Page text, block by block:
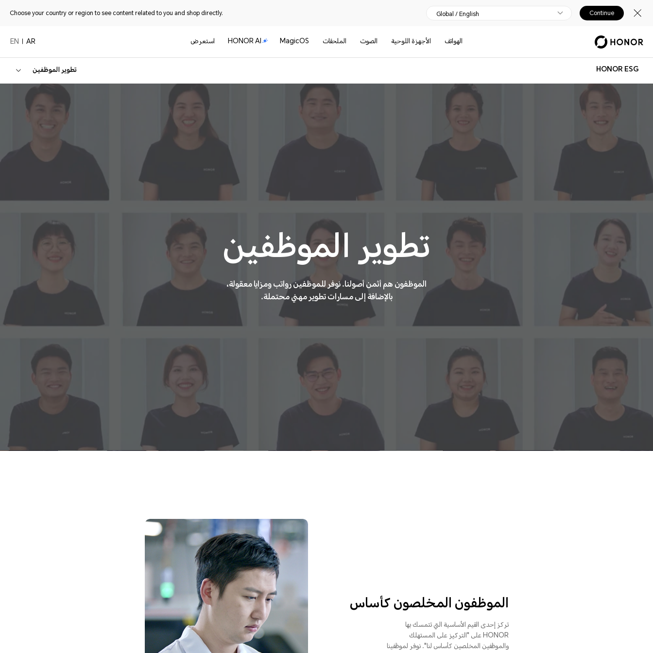
Choose your country or region to see content related to you and shop directly. Global / English Continue
الهواتف الأجهزة اللوحية الصوت الملحقات MagicOS
HONOR AI استعرض AR
EN
HONOR ESG تطوير الموظفين
تطوير الموظفين
الموظفون هم أثمن أصولنا. نوفر للموظفين رواتب ومزايا معقولة،
بالإضافة إلى مسارات تطوير مهني محتملة.
الموظفون المخلصون كأساس
تركز إحدى القيم الأساسية التي تتمسك بها
HONOR على "التركيز على المستهلك
والموظفين المخلصين كأساس لنا". نوفر لموظفينا